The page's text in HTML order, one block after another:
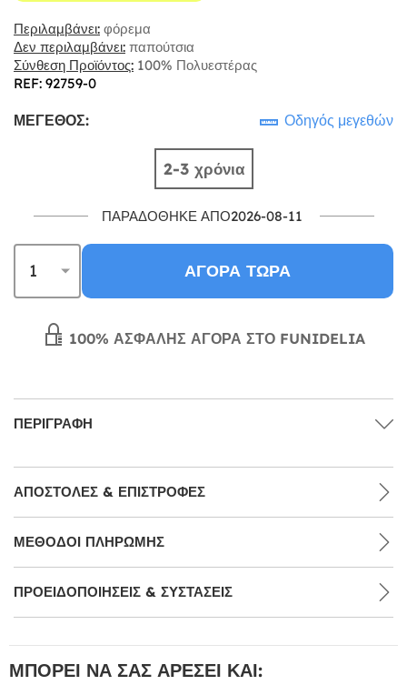
Περιλαμβάνει: φόρεμα
Δεν περιλαμβάνει: παπούτσια
Σύνθεση Προϊόντος: 100% Πολυεστέρας
REF: 92759-0
ΜΈΓΕΘΟΣ: Οδηγός μεγεθών
2-3 χρόνια
ΠΑΡΑΔΌΘΗΚΕ ΑΠΌ2026-08-11
ΑΓΟΡΆ ΤΏΡΑ
100% ΑΣΦΑΛΉΣ ΑΓΟΡΆ ΣΤΟ FUNIDELIA
ΠΕΡΙΓΡΑΦΉ
ΑΠΟΣΤΟΛΈΣ & ΕΠΙΣΤΡΟΦΈΣ
ΜΕΘΌΔΟΙ ΠΛΗΡΩΜΉΣ
ΠΡΟΕΙΔΟΠΟΙΉΣΕΙΣ & ΣΥΣΤΆΣΕΙΣ
ΜΠΟΡΕΊ ΝΑ ΣΑΣ ΑΡΈΣΕΙ ΚΑΙ: